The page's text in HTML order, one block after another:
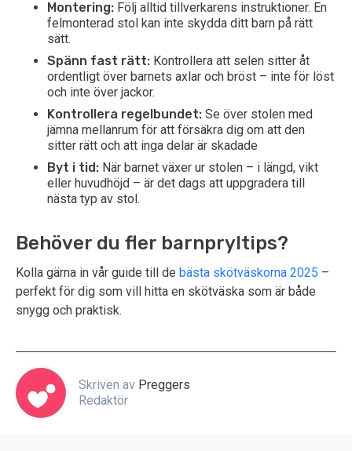
Montering: Följ alltid tillverkarens instruktioner. En
felmonterad stol kan inte skydda ditt barn på rätt
sätt.
Spänn fast rätt: Kontrollera att selen sitter åt
ordentligt över barnets axlar och bröst – inte för löst
och inte över jackor.
Kontrollera regelbundet: Se över stolen med
jämna mellanrum för att försäkra dig om att den
sitter rätt och att inga delar är skadade
Byt i tid: När barnet växer ur stolen – i längd, vikt
eller huvudhöjd – är det dags att uppgradera till
nästa typ av stol.
Behöver du fler barnpryltips?
Kolla gärna in vår guide till de bästa skötväskorna 2025 –
perfekt för dig som vill hitta en skötväska som är både
snygg och praktisk.
Skriven av Preggers
Redaktör